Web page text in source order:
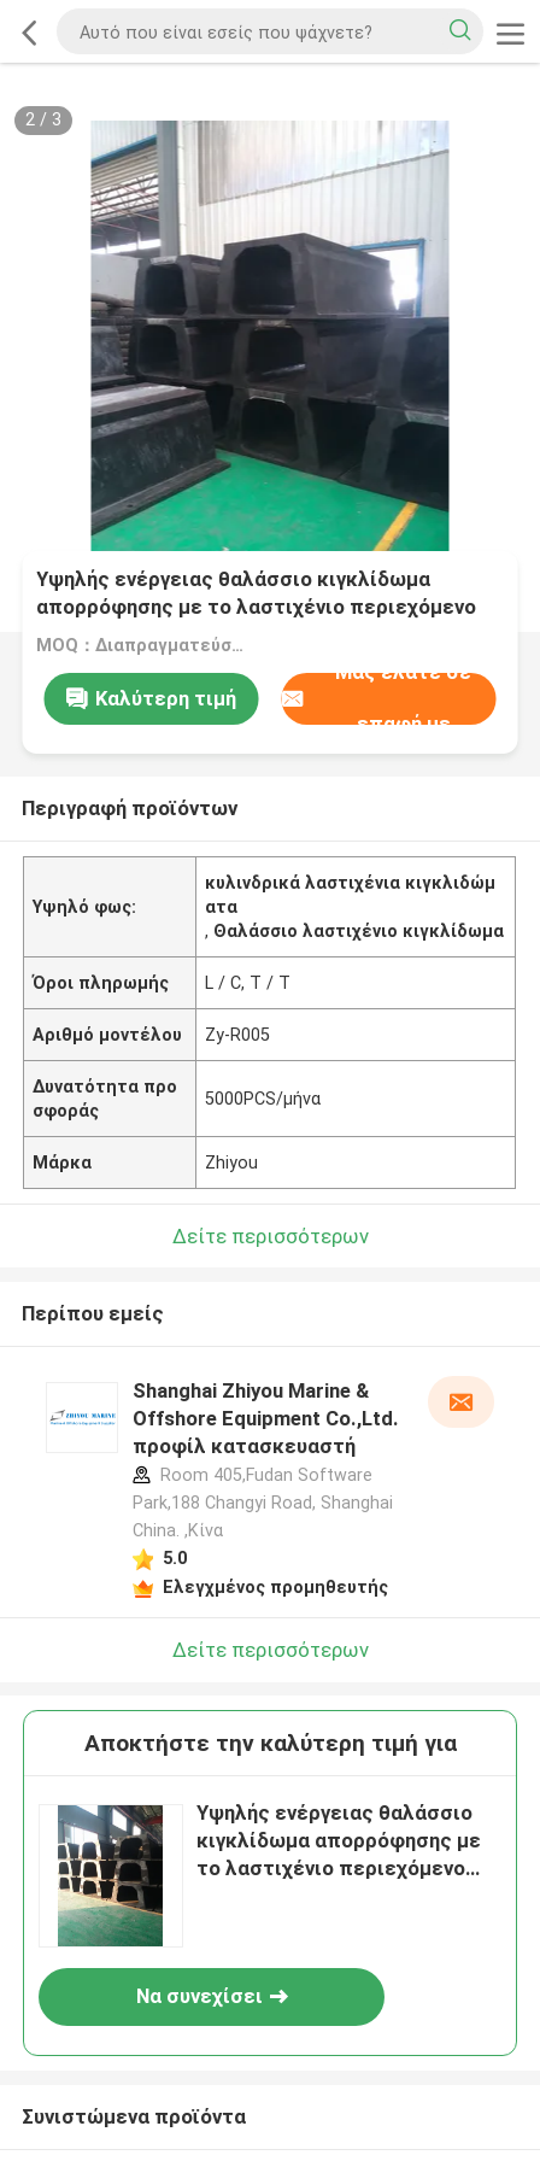
2/ 3
Υψηλής ενέργειας θαλάσσιο κιγκλίδωμα
απορρόφησης με το λαστιχένιο περιεχόμενο
τύπων 60% pi
MOQ：Διαπραγματεύσιμο
Καλύτερη τιμή
Μας ελάτε σε
επαφή με
Περιγραφή προϊόντων
Υψηλό φως:
κυλινδρικά λαστιχένια κιγκλιδώμ
ατα
, Θαλάσσιο λαστιχένιο κιγκλίδωμα
Όροι πληρωμής L / C, T / T
Αριθμό μοντέλου Zy-R005
Δυνατότητα προ
σφοράς
5000PCS/μήνα
Μάρκα Zhiyou
Δείτε περισσότερων
Περίπου εμείς
Shanghai Zhiyou Marine &
Offshore Equipment Co.,Ltd.
προφίλ κατασκευαστή
Room 405,Fudan Software
Park,188 Changyi Road, Shanghai
China. ,Κίνα
5.0
Ελεγχμένος προμηθευτής
Δείτε περισσότερων
Αποκτήστε την καλύτερη τιμή για
Υψηλής ενέργειας θαλάσσιο
κιγκλίδωμα απορρόφησης με
το λαστιχένιο περιεχόμενο
Να συνεχίσει
Συνιστώμενα προϊόντα